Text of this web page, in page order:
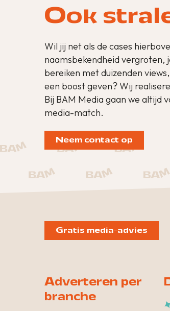
Ook
Wil jij net als de cases
naamsbekendheid vergroten,
bereiken met duizenden
een boost geven? Wij
Bij BAM Media gaan we altijd
media-match.
Neem contact op
Gratis media-advies
Adverteren per
branche